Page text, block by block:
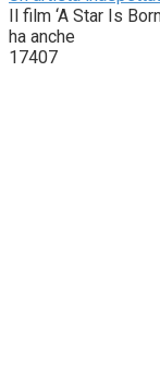
Il film ‘A Star Is
ha anche
17407